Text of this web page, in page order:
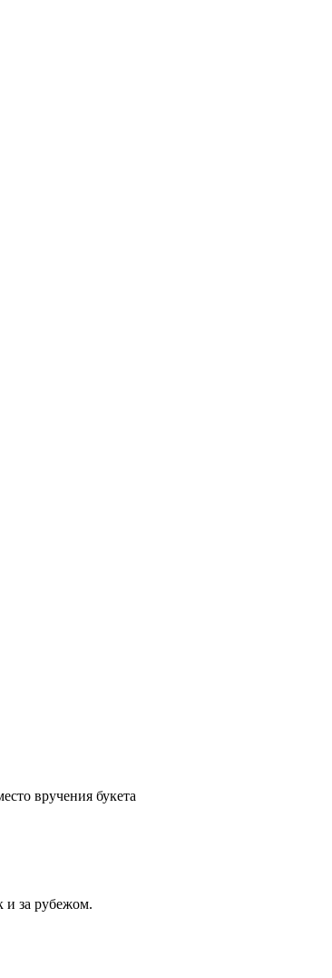
вручения букета
и за рубежом.